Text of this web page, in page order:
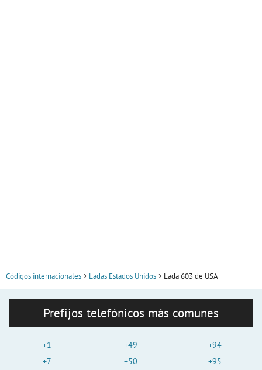
Códigos internacionales Ladas Estados Unidos Lada 603 de USA
Prefijos telefónicos más comunes
+1
+7
+49
+50
+94
+95